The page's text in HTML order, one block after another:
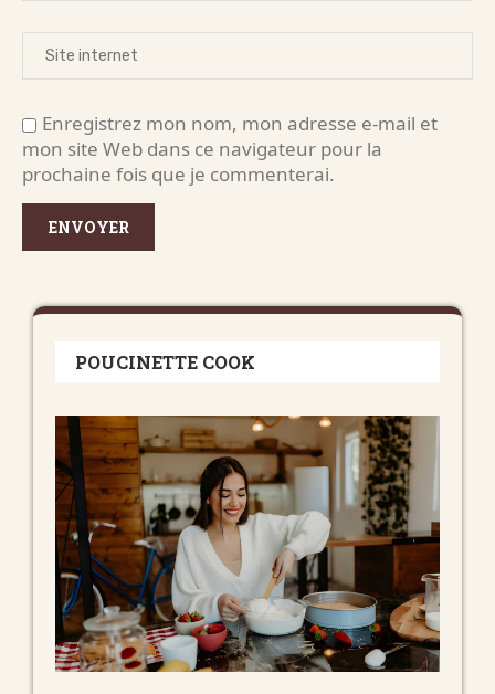
Enregistrez mon nom, mon adresse e-mail et
mon site Web dans ce navigateur pour la
prochaine fois que je commenterai.
POUCINETTE COOK